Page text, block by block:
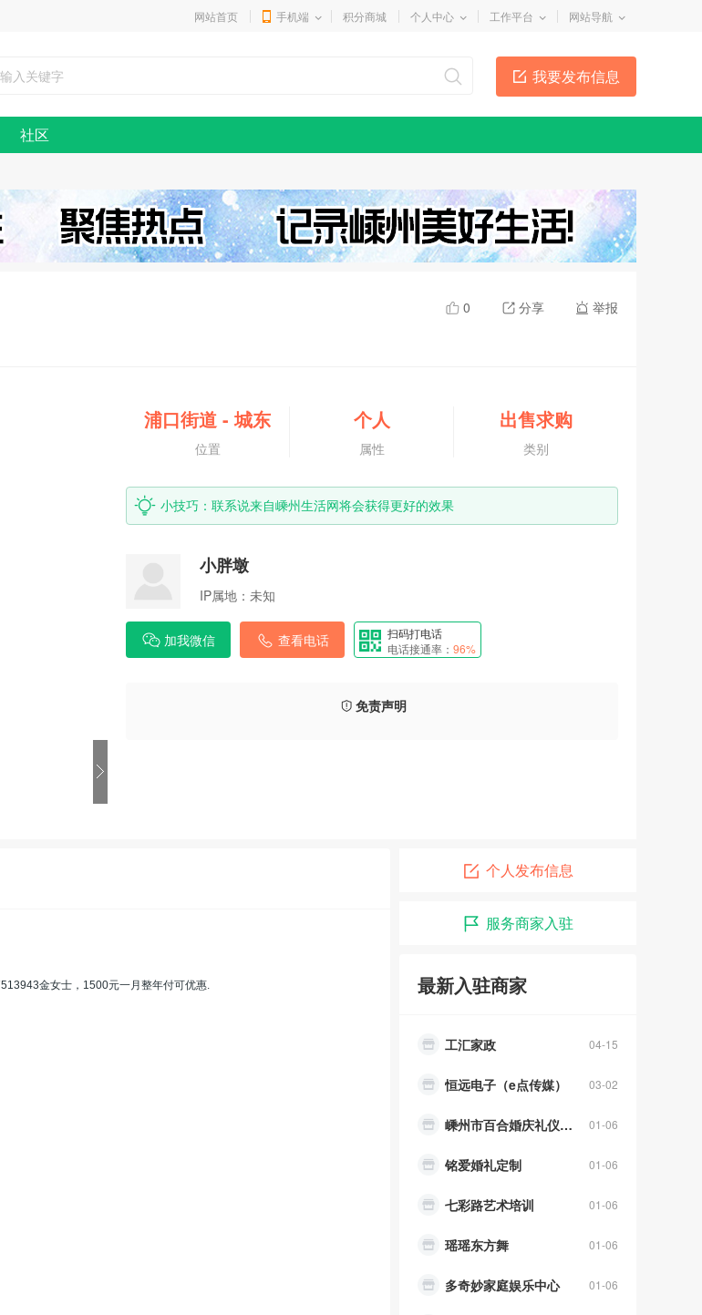
网站首页 手机端 积分商城 个人中心 工作平台 网站导航
我要发布信息
社区
0 分享 举报
浦口街道- 城东
位置
个人
属性
出售求购
类别
小技巧：联系说来自嵊州生活网将会获得更好的效果
小胖墩
IP属地： 未知
加我微信 查看电话
扫码打电话
电话接通率： 96%
免责声明
金女士，1500元一月整年付可优惠.
个人发布信息
服务商家入驻
最新入驻商家
嵊州市奇达汽车美容服务中心
嵊州仁合德信息技术咨询服务
03-02
恒远电子（e点传媒）
01-06
01-06
铭爱婚礼定制
01-06
七彩路艺术培训
01-06
瑶瑶东方舞
01-06
多奇妙家庭娱乐中心
12-14
嵊州市路路通汽车销售有限公司